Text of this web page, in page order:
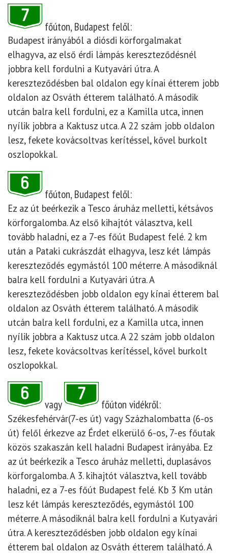
főúton, Budapest felől:
Budapest irányából a diósdi körforgalmakat
elhagyva, az első érdi lámpás kereszteződésnél
jobbra kell fordulni a Kutyavári útra. A
kereszteződésben bal oldalon egy kínai étterem jobb
oldalon az Osváth étterem található. A második
utcán balra kell fordulni, ez a Kamilla utca, innen
nyílik jobbra a Kaktusz utca. A 22 szám jobb oldalon
lesz, fekete kovácsoltvas kerítéssel, kővel burkolt
oszlopokkal.
főúton, Budapest felől:
Ez az út beérkezik a Tesco áruház melletti, kétsávos
körforgalomba. Az első kihajtót választva, kell
tovább haladni, ez a 7-es főút Budapest felé. 2 km
után a Pataki cukrászdát elhagyva, lesz két lámpás
kereszteződés egymástól 100 méterre. A másodiknál
balra kell fordulni a Kutyavári útra. A
kereszteződésben jobb oldalon egy kínai étterem bal
oldalon az Osváth étterem található. A második
utcán balra kell fordulni, ez a Kamilla utca, innen
nyílik jobbra a Kaktusz utca. A 22 szám jobb oldalon
lesz, fekete kovácsoltvas kerítéssel, kővel burkolt
oszlopokkal.
vagy főúton vidékről:
Székesfehérvár(7-es út) vagy Százhalombatta (6-os
út) felől érkezve az Érdet elkerülő 6-os, 7-es főutak
közös szakaszán kell haladni Budapest irányába. Ez
az út beérkezik a Tesco áruház melletti, duplasávos
körforgalomba. A 3. kihajtót választva, kell tovább
haladni, ez a 7-es főút Budapest felé. Kb 3 Km után
lesz két lámpás kereszteződés, egymástól 100
méterre. A másodiknál balra kell fordulni a Kutyavári
útra. A kereszteződésben jobb oldalon egy kínai
étterem bal oldalon az Osváth étterem található. A